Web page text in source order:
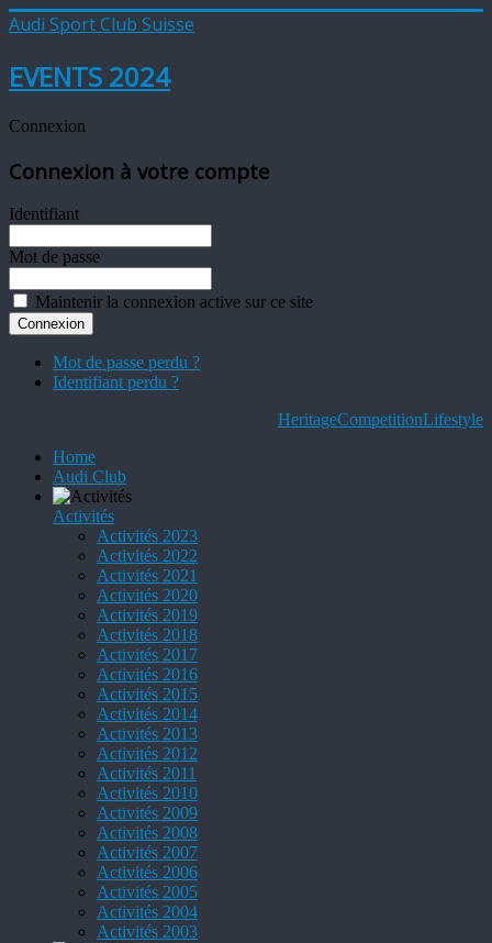
Audi Sport Club Suisse
EVENTS 2024
Connexion
Connexion à votre compte
Identifiant
Mot de passe
Maintenir la connexion active sur ce site
Mot de passe perdu ?
Identifiant perdu ?
HeritageCompetitionLifestyle
Home
Audi Club
Activités
Activités 2023
Activités 2022
Activités 2021
Activités 2020
Activités 2019
Activités 2018
Activités 2017
Activités 2016
Activités 2015
Activités 2014
Activités 2013
Activités 2012
Activités 2011
Activités 2010
Activités 2009
Activités 2008
Activités 2007
Activités 2006
Activités 2005
Activités 2004
Activités 2003